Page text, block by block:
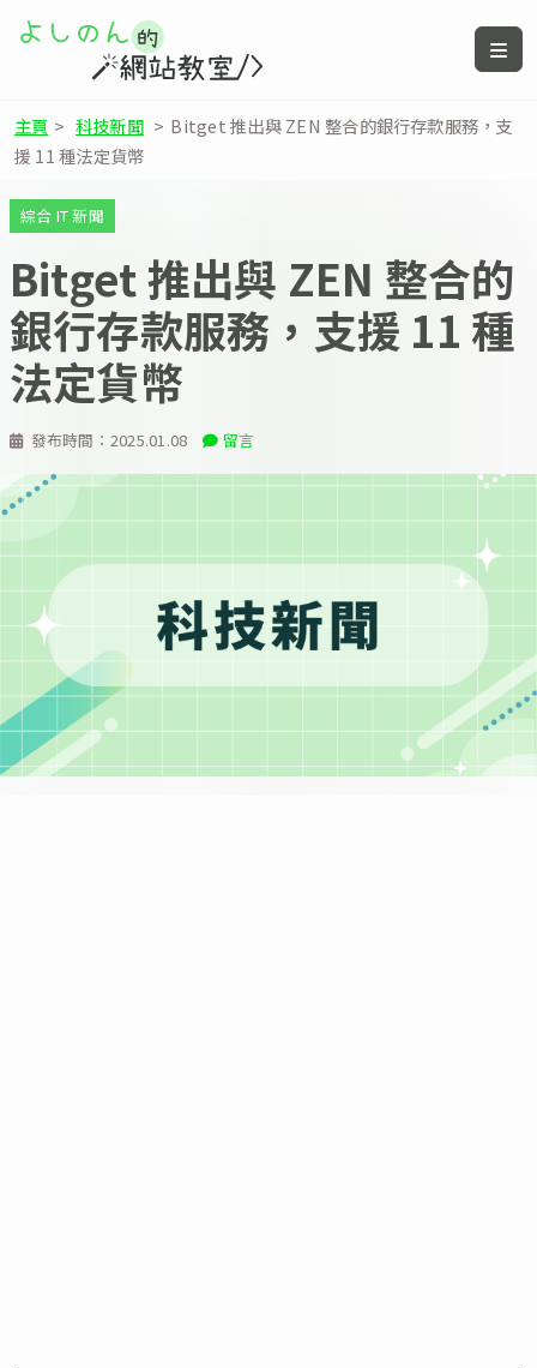
主頁 > 科技新聞 > Bitget 推出與 ZEN 整合的銀行存款服務，支
援 11 種法定貨幣
發布時間： 2025.01.08 留言
綜合 IT 新聞
Bitget 推出與 ZEN 整合的
銀行存款服務，支援 11 種
法定貨幣